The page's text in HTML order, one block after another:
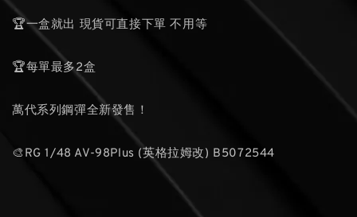
🏆一盒就出 現貨可直接下單 不用等
🏆每單最多2盒
萬代系列鋼彈全新發售！
🎨RG 1/48 AV-98Plus (英格拉姆改) B5072544